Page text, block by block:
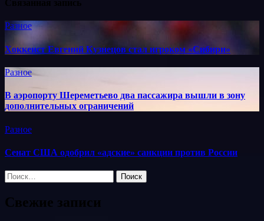
Связанная запись
Разное
Хоккеист Евгений Кузнецов стал игроком «Сибири»
Разное
В аэропорту Шереметьево два пассажира вышли в зону
дополнительных ограничений
Разное
Сенат США одобрил «адские» санкции против России
Найти:
Свежие записи